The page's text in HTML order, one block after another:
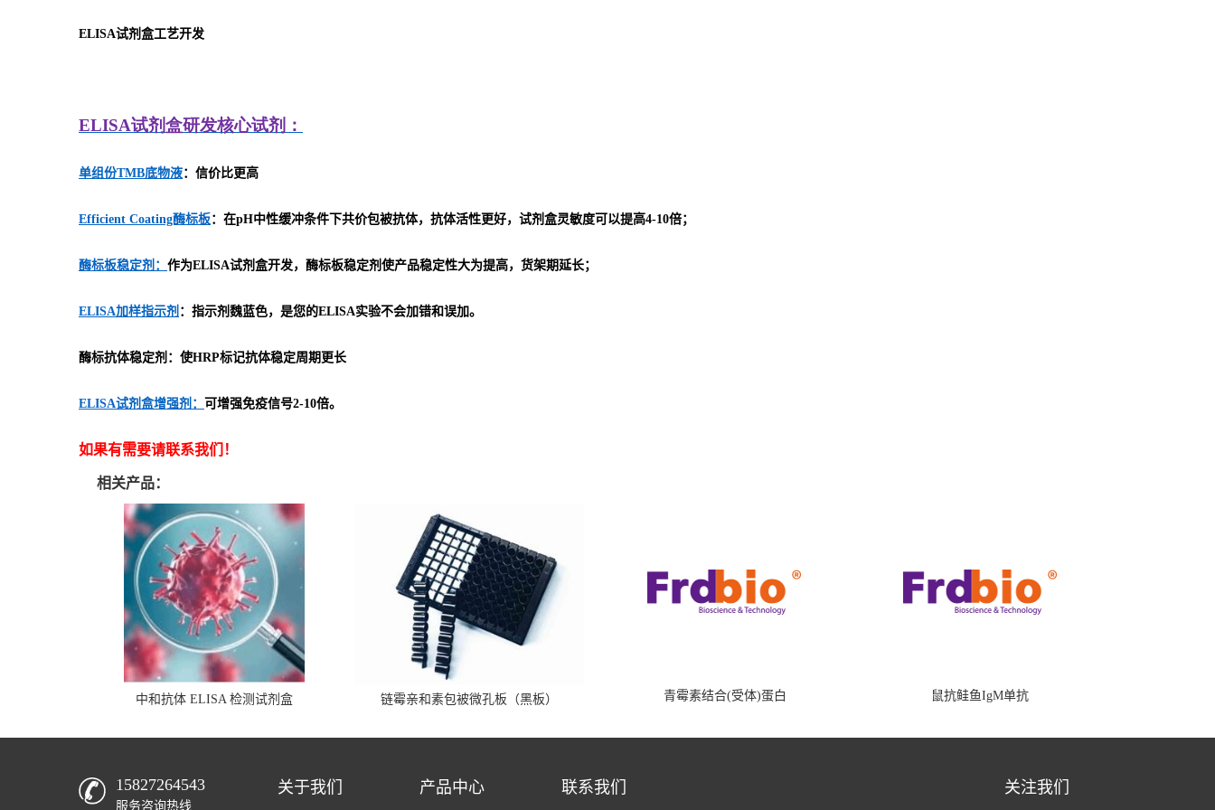
ELISA试剂盒工艺开发
ELISA试剂盒研发核心试剂：
单组份TMB底物液：信价比更高
Efficient Coating酶标板：在pH中性缓冲条件下共价包被抗体，抗体活性更好，试剂盒灵敏度可以提高4-10倍；
酶标板稳定剂： 作为ELISA试剂盒开发，酶标板稳定剂使产品稳定性大为提高，货架期延长；
ELISA加样指示剂 ：指示剂魏蓝色，是您的ELISA实验不会加错和误加。
酶标抗体稳定剂：使HRP标记抗体稳定周期更长
ELISA试剂盒增强剂： 可增强免疫信号2-10倍。
如果有需要请联系我们！
相关产品：
中和抗体 ELISA 检测试剂盒 链霉亲和素包被微孔板（黑板） 青霉素结合(受体)蛋白 鼠抗鲑鱼IgM单抗
15827264543
服务咨询热线
关于我们 产品中心 联系我们 关注我们